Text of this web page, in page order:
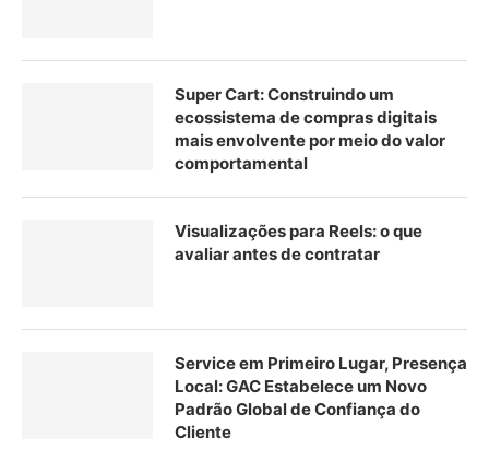
Super Cart: Construindo um
ecossistema de compras digitais
mais envolvente por meio do valor
comportamental
Visualizações para Reels: o que
avaliar antes de contratar
Service em Primeiro Lugar, Presença
Local: GAC Estabelece um Novo
Padrão Global de Confiança do
Cliente